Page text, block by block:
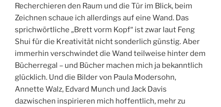
Recherchieren den Raum und die Tür im Blick, beim
Zeichnen schaue ich allerdings auf eine Wand. Das
sprichwörtliche „Brett vorm Kopf“ ist zwar laut Feng
Shui für die Kreativität nicht sonderlich günstig. Aber
immerhin verschwindet die Wand teilweise hinter dem
Bücherregal – und Bücher machen mich ja bekanntlich
glücklich. Und die Bilder von Paula Modersohn,
Annette Walz, Edvard Munch und Jack Davis
dazwischen inspirieren mich hoffentlich, mehr zu